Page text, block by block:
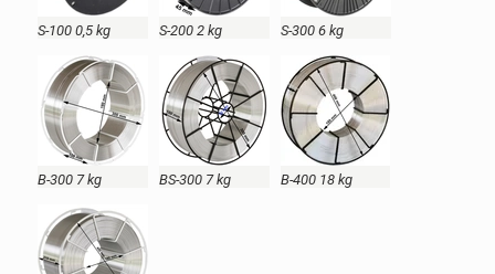
S-100 0,5 kg S-200 2 kg S-300 6 kg
B-300 7 kg BS-300 7 kg B-400 18 kg